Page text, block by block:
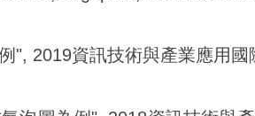
", 2019資訊技術與產業應用